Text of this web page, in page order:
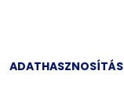
ADATHASZNOSÍTÁS